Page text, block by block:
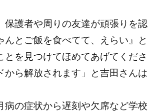
護者や周りの友達が頑張りを認
とご飯を食べてて、えらい』と
を見つけてほめてあげてくださ
ら解放されます」と吉田さんは
の症状から遅刻や欠席など学校